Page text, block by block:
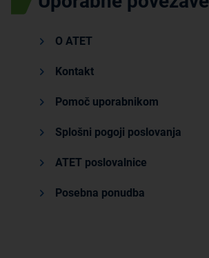
O ATET
Kontakt
Pomoč uporabnikom
Splošni pogoji poslovanja
ATET poslovalnice
Posebna ponudba